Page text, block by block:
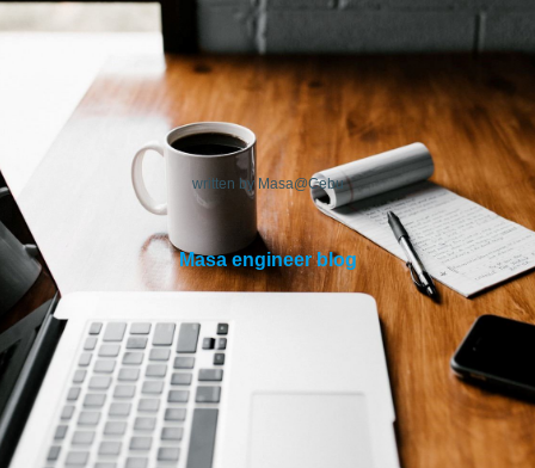
written by Masa@Cebu
Masa engineer blog